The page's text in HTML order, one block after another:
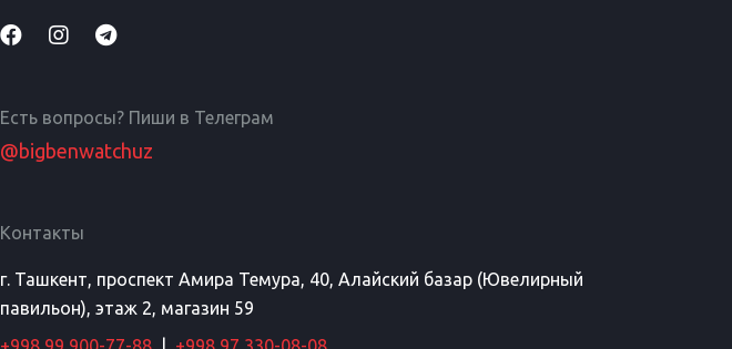
Есть вопросы? Пиши в Телеграм
@bigbenwatchuz
Контакты
г. Ташкент, проспект Амира Темура, 40, Алайский базар (Ювелирный
павильон), этаж 2, магазин 59